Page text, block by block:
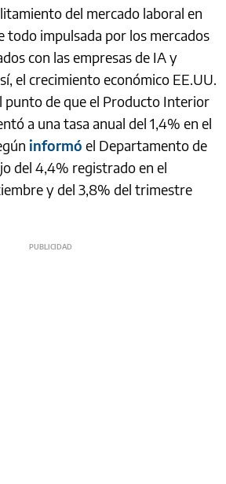
del mercado laboral en
todo impulsada por los mercados
con las empresas de IA y
el crecimiento económico EE.UU.
punto de que el Producto Interior
a una tasa anual del 1,4% en el
informó el Departamento de
del 4,4% registrado en el
y del 3,8% del trimestre